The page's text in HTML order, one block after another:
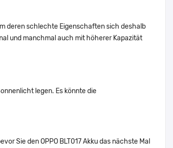
deren schlechte Eigenschaften sich deshalb
und manchmal auch mit höherer Kapazität
legen. Es könnte die
Sie den OPPO BLT017 Akku das nächste Mal